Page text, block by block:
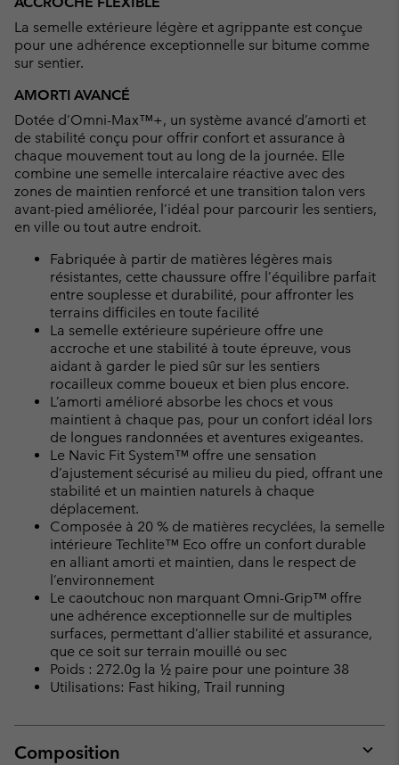
La semelle extérieure légère et agrippante est conçue
pour une adhérence exceptionnelle sur bitume comme
sur sentier.
AMORTI AVANCÉ
Dotée d’Omni-Max™+, un système avancé d’amorti et
de stabilité conçu pour offrir confort et assurance à
chaque mouvement tout au long de la journée. Elle
combine une semelle intercalaire réactive avec des
zones de maintien renforcé et une transition talon vers
avant-pied améliorée, l’idéal pour parcourir les sentiers,
en ville ou tout autre endroit.
Fabriquée à partir de matières légères mais
résistantes, cette chaussure offre l’équilibre parfait
entre souplesse et durabilité, pour affronter les
terrains difficiles en toute facilité
La semelle extérieure supérieure offre une
accroche et une stabilité à toute épreuve, vous
aidant à garder le pied sûr sur les sentiers
rocailleux comme boueux et bien plus encore.
L’amorti amélioré absorbe les chocs et vous
maintient à chaque pas, pour un confort idéal lors
de longues randonnées et aventures exigeantes.
Le Navic Fit System™ offre une sensation
d’ajustement sécurisé au milieu du pied, offrant une
stabilité et un maintien naturels à chaque
déplacement.
Composée à 20 % de matières recyclées, la semelle
intérieure Techlite™ Eco offre un confort durable
en alliant amorti et maintien, dans le respect de
l’environnement
Le caoutchouc non marquant Omni-Grip™ offre
une adhérence exceptionnelle sur de multiples
surfaces, permettant d’allier stabilité et assurance,
que ce soit sur terrain mouillé ou sec
Poids : 272.0g la ½ paire pour une pointure 38
Utilisations: Fast hiking, Trail running
Composition